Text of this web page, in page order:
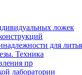
ложек
для литья
Техника
пр
лаборатории